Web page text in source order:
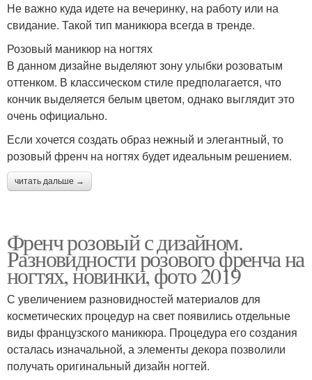
Не важно куда идете на вечеринку, на работу или на
свидание. Такой тип маникюра всегда в тренде.
Розовый маникюр на ногтях
В данном дизайне выделяют зону улыбки розоватым
оттенком. В классическом стиле предполагается, что
кончик выделяется белым цветом, однако выглядит это
очень официально.
Если хочется создать образ нежный и элегантный, то
розовый френч на ногтях будет идеальным решением.
читать дальше →
Френч розовый с дизайном.
Разновидности розового френча на
ногтях, новинки, фото 2019
С увеличением разновидностей материалов для
косметических процедур на свет появились отдельные
виды французского маникюра. Процедура его создания
осталась изначальной, а элементы декора позволили
получать оригинальный дизайн ногтей.